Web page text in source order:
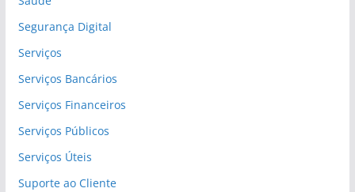
Segurança Digital
Serviços
Serviços Bancários
Serviços Financeiros
Serviços Públicos
Serviços Úteis
Suporte ao Cliente